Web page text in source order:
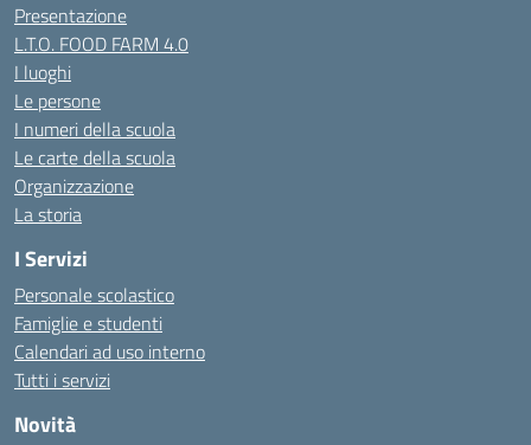
Presentazione
L.T.O. FOOD FARM 4.0
I luoghi
Le persone
I numeri della scuola
Le carte della scuola
Organizzazione
La storia
I Servizi
Personale scolastico
Famiglie e studenti
Calendari ad uso interno
Tutti i servizi
Novità